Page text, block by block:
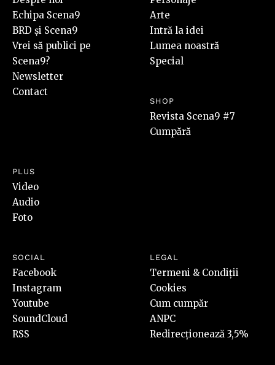
Echipa Scena9
BRD și Scena9
Vrei să publici pe
Scena9?
Newsletter
Contact
Arte
Intră la idei
Lumea noastră
Special
SHOP
Revista Scena9 #7
Cumpără
PLUS
Video
Audio
Foto
SOCIAL
Facebook
Instagram
Youtube
SoundCloud
RSS
LEGAL
Termeni & Condiții
Cookies
Cum cumpăr
ANPC
Redirecționează 3,5%